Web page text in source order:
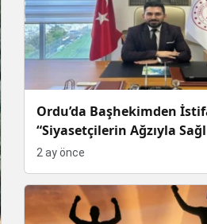
Ordu’da Başhekimden
“Siyasetçilerin Ağzıyla
Sunulmaz”
2 ay önce